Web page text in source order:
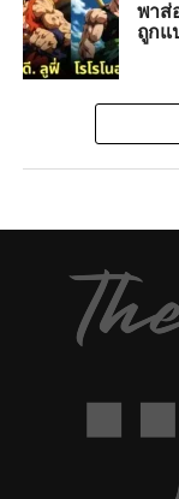
พาส่
ถูกแ